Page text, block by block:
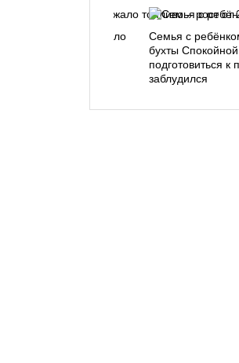
снова подорожало
Семья с
бухты
подготовиться к
заблудился